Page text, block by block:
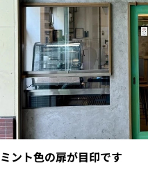
ミント色の扉が目印です